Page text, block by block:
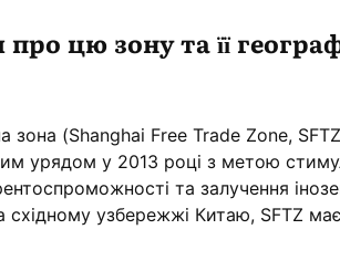
цю зону та її
зона (Shanghai Free Trade Zone,
урядом у 2013 році з метою
та залучення
узбережжі Китаю, SFTZ